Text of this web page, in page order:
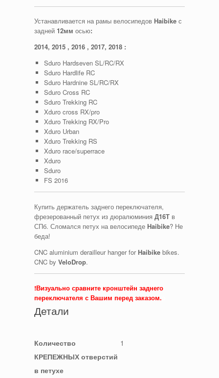
Устанавливается на рамы велосипедов Haibike с
задней 12мм осью:
2014, 2015 , 2016 , 2017, 2018 :
Sduro Hardseven SL/RC/RX
Sduro Hardlife RC
Sduro Hardnine SL/RC/RX
Sduro Cross RC
Sduro Trekking RC
Xduro cross RX/pro
Xduro Trekking RX/Pro
Xduro Urban
Xduro Trekking RS
Xduro race/superrace
Xduro
Sduro
FS 2016
Купить держатель заднего переключателя,
фрезерованный петух из дюралюминия Д16Т в
СПб. Сломался петух на велосипеде Haibike? Не
беда!
CNC aluminium derailleur hanger for Haibike bikes.
CNC by VeloDrop.
!Визуально сравните кронштейн заднего
переключателя с Вашим перед заказом.
Детали
Количество
КРЕПЕЖНЫХ отверстий
в петухе
1